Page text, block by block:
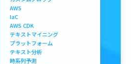
AWS
IaC
AWS CDK
テキストマイニング
プラットフォーム
テキスト分析
時系列予測